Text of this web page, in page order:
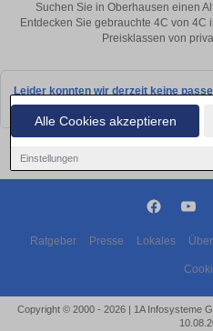
Alle Cookies akzeptieren
Einstellungen
Suchen Sie in Oberhausen einen
Entdecken Sie gebrauchte 4C von 4C
Preisklassen von
Leider konnten wir derzeit keine
bald wieder vorbei!
Ratgeber Presse Lokales
Copyright © 2000 - 2026 | 1A Infosysteme